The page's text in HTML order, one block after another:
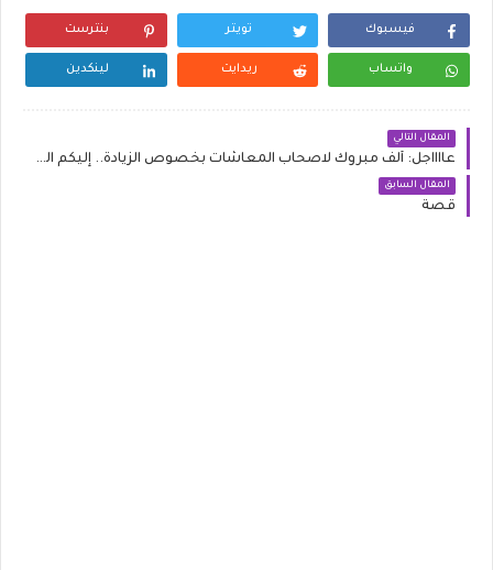
فيسبوك تويتر بنترست
واتساب ريدايت لينكدين
المقال التالي
عااااجل: ألف مبروك لاصحاب المعاشات بخصوص الزيادة.. إليكم القرار الجديد 2025
المقال السابق
قصة